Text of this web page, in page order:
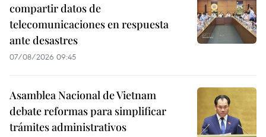
compartir datos de
telecomunicaciones en respuesta
ante desastres
07/08/2026 09:45
Asamblea Nacional de Vietnam
debate reformas para simplificar
trámites administrativos